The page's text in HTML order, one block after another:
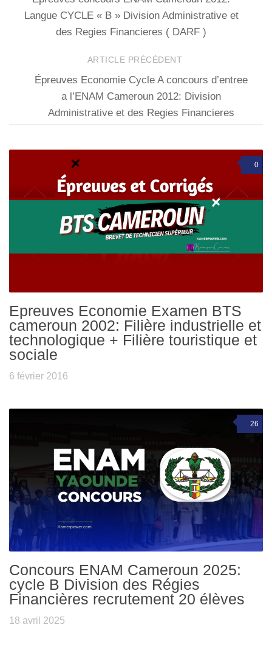
Langue CYCLE « B » Division Administrative et
des Regies Financieres ( DARF )
ARTICLE PRÉCÉDENT
Épreuves Economie Cycle A concours d’entree
a l’ENAM Cameroun 2012: Division
Administrative et des Regies Financieres
0
Epreuves Economie Examen BTS
cameroun 2002: Filière industrielle et
technologique + Filière touristique et
sociale
6 février 2016
26
Concours ENAM Cameroun 2025:
cycle B Division des Régies
Financières recrutement 20 élèves
18 avril 2025